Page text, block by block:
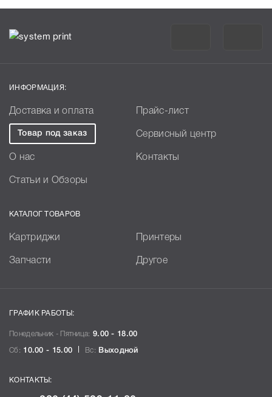
ИНФОРМАЦИЯ:
Доставка и оплата Прайс-лист
Товар под заказ Сервисный центр
О нас Контакты
Статьи и Обзоры
КАТАЛОГ ТОВАРОВ
Картриджи Принтеры
Запчасти Другое
ГРАФИК РАБОТЫ:
Понедельник - Пятница: 9.00 - 18.00
Сб: 10.00 - 15.00 Вс: Выходной
КОНТАКТЫ: